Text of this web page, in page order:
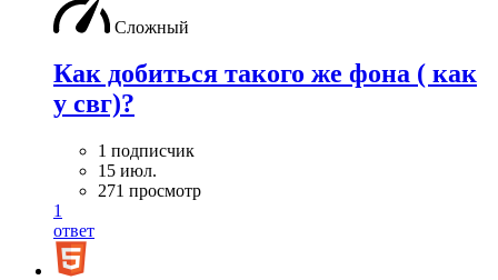
Сложный
Как добиться такого же фона ( как
у свг)?
1 подписчик
15 июл.
271 просмотр
1
ответ